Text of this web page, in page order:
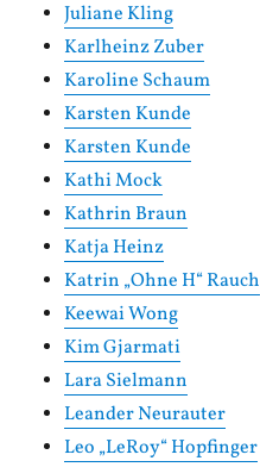
Juliane Kling
Karlheinz Zuber
Karoline Schaum
Karsten Kunde
Karsten Kunde
Kathi Mock
Kathrin Braun
Katja Heinz
Katrin „Ohne H“ Rauch
Keewai Wong
Kim Gjarmati
Lara Sielmann
Leander Neurauter
Leo „LeRoy“ Hopfinger